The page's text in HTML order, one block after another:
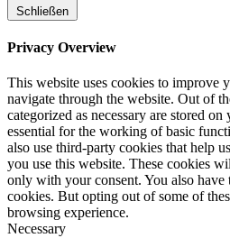
Schließen
Privacy Overview
This website uses cookies to improve
navigate through the website. Out of
categorized as necessary are stored
essential for the working of basic
also use third-party cookies that help
you use this website. These cookies
only with your consent. You also
cookies. But opting out of some of
browsing experience.
Necessary